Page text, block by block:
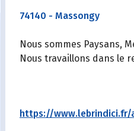
74140 - Massongy
Nous sommes Paysans,
Nous travaillons dans le
https://